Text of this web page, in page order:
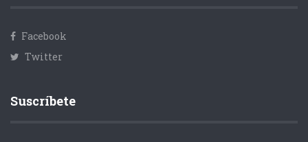
Facebook
Twitter
Suscríbete